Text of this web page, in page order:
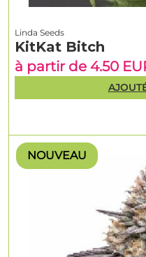
NOUVEAU
Linda Seeds
KitKat Bitch
à partir de 4.50